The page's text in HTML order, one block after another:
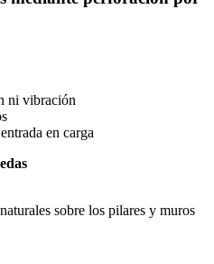
ni vibración
en carga
sobre los pilares y muros